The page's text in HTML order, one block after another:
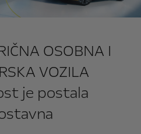
OSOBNA I
VOZILA
je postala